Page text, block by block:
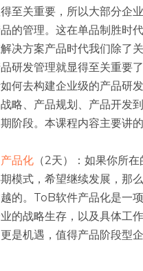
至关重要，所以大部分企
的管理。这在单品制胜时
决方案产品时代我们除了
研发管理就显得至关重要
何去构建企业级的产品研
略、产品规划、产品开发
阶段。本课程内容主要讲的
品化 （2天）：如果你所
模式，希望继续发展，那
的。ToB软件产品化是一
的战略生存，以及具体工
是机遇，值得产品阶段型